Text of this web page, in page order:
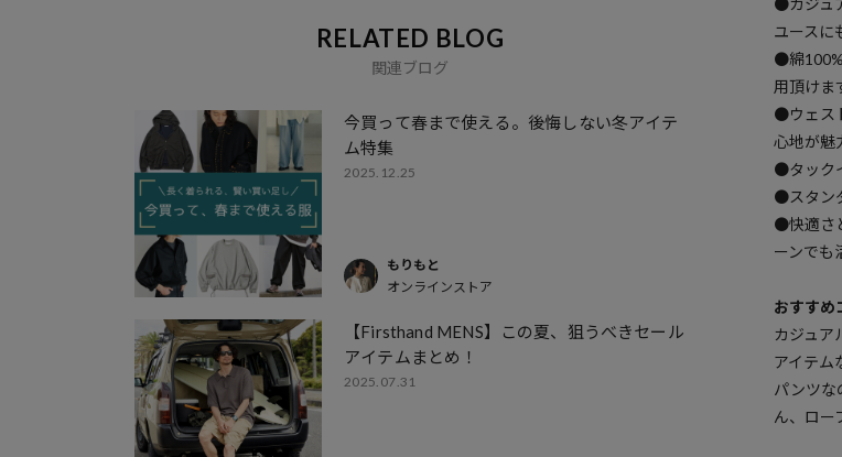
RELATED BLOG
関連ブログ
今買って春まで使える。後悔しない冬アイテ
ム特集
2025.12.25
もりもと
オンラインストア
【Firsthand MENS】この夏、狙うべきセール
アイテムまとめ！
2025.07.31
●カジュ
ユースに
●綿
用頂けま
●ウェス
心地が魅
●タック
●スタン
●快適さ
ーンでも
おすすめ
カジュア
アイテム
パンツな
ん、ロー